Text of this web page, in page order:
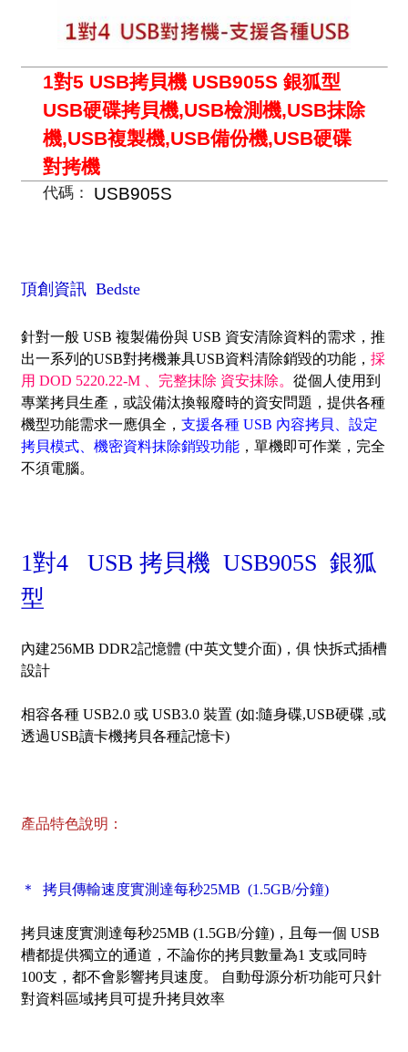
1對5 USB拷貝機 USB905S 銀狐型
USB硬碟拷貝機,USB檢測機,USB抹除
機,USB複製機,USB備份機,USB硬碟
對拷機
代碼： USB905S
頂創資訊 Bedste
針對一般 USB 複製備份與 USB 資安清除資料的需求，推
出一系列的USB對拷機兼具USB資料清除銷毀的功能， 採
用 DOD 5220.22-M 、完整抹除 資安抹除。 從個人使用到
專業拷貝生產，或設備汰換報廢時的資安問題，提供各種
機型功能需求一應俱全， 支援各種 USB 內容拷貝、設定
拷貝模式、機密資料抹除銷毀功能，單機即可作業，完全
不須電腦。
1對4 USB 拷貝機 USB905S 銀狐
型
內建256MB DDR2記憶體 (中英文雙介面)， 俱 快拆式插槽
設計
相容各種 USB2.0 或 USB3.0 裝置 (如:隨身碟,USB硬碟 ,或
透過USB讀卡機拷貝各種記憶卡)
產品特色說明：
＊ 拷貝傳輸速度實測達每秒25MB (1.5GB/分鐘)
拷貝速度實測達每秒25MB (1.5GB/分鐘)，且每一個 USB
槽都提供獨立的通道，不論你的拷貝數量為1 支或同時
100支，都不會影響拷貝速度。 自動母源分析功能可只針
對資料區域拷貝可提升拷貝效率